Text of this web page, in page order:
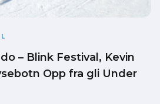
– Blink Festival, Kevin
Opp fra gli Under